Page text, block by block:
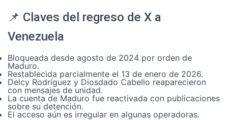
📌 Claves del regreso de X a
Venezuela
Bloqueada desde agosto de 2024 por orden de
Maduro.
Restablecida parcialmente el 13 de enero de 2026.
Delcy Rodríguez y Diosdado Cabello reaparecieron
con mensajes de unidad.
La cuenta de Maduro fue reactivada con publicaciones
sobre su detención.
El acceso aún es irregular en algunas operadoras.